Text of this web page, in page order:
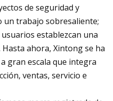
de seguridad y
trabajo sobresaliente;
establezcan una
ahora, Xintong se ha
gran escala que integra
ventas, servicio e